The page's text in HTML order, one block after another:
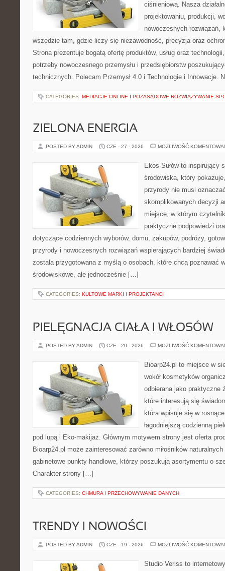
ciśnieniową. Nasza
projektowaniu, produkcji,
nowoczesnych rozwiązań,
wszędzie tam, gdzie liczy się niezawodność, precyzja oraz
Strona prezentuje bogatą ofertę produktów, usług oraz
potrzeby nowoczesnego przemysłu i przedsiębiorstw
technicznych. Polecam Przemysł 4.0 i Technologie i Innowacje.
CATEGORIES: MEDIACJE ONLINE I POZASĄDOWE ROZWIĄZYWANIE
ZIELONA ENERGIA
POSTED BY ADMIN CZE - 27 - 2026 MOŻLIWOŚĆ
Ekos-Sułów to inspirujący
środowiska, który
przyrody nie musi
skomplikowanych decyzji
miejsce, w którym
praktyczne podpowiedzi
dotyczące codziennych wyborów, domu, zakupów, podróży,
przyrody i nowoczesnych rozwiązań wspierających bardziej
została przygotowana z myślą o osobach, które chcą poznawać
środowiskowe, ale jednocześnie […]
CATEGORIES: KULTOWE MARKI I PROJEKTANCI
PIELĘGNACJA CIAŁA I WŁOSÓW
POSTED BY ADMIN CZE - 20 - 2026 MOŻLIWOŚĆ
Bioarp24.pl to miejsce w
wokół kosmetyków
odbierana jako praktyczne
które interesują się
która wpisuje się w
łagodniejszą codzienną
pod lupą i Eko-makijaż. Głównym motywem strony jest oferta
Bioarp24.pl może zainteresować zarówno miłośników
gabinetowe punkty handlowe, którzy poszukują asortymentu o
Charakter strony […]
CATEGORIES: CHMURA I PRZECHOWYWANIE DANYCH
TRENDY I NOWOŚCI
POSTED BY ADMIN CZE - 19 - 2026 MOŻLIWOŚĆ
Studio Veriss to